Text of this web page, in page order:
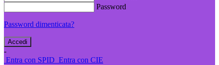
Password
Password dimenticata?
-
Entra con SPID Entra con CIE